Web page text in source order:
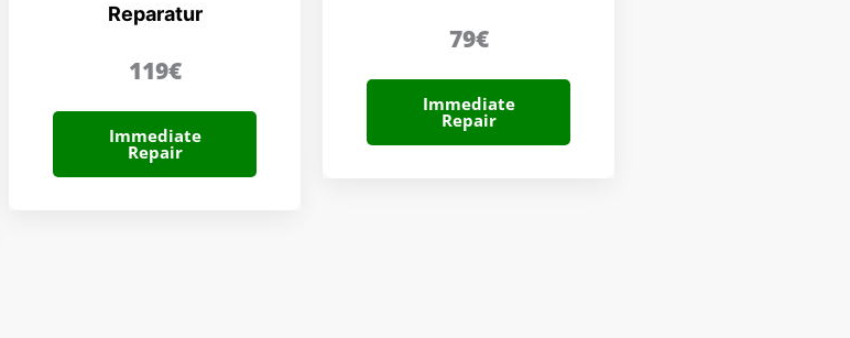
Reparatur
119€
Immediate
Repair
79€
Immediate
Repair